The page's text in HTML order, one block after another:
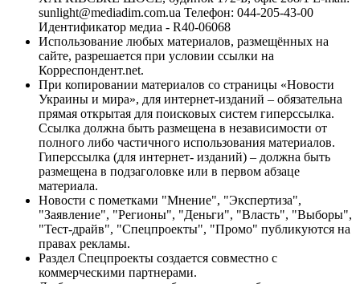
sunlight@mediadim.com.ua Телефон: 044-205-43-00
Идентификатор медиа - R40-06068
Использование любых материалов, размещённых на
сайте, разрешается при условии ссылки на
Корреспондент.net.
При копировании материалов со страницы «Новости
Украины и мира», для интернет-изданий – обязательна
прямая открытая для поисковых систем гиперссылка.
Ссылка должна быть размещена в независимости от
полного либо частичного использования материалов.
Гиперссылка (для интернет- изданий) – должна быть
размещена в подзаголовке или в первом абзаце
материала.
Новости с пометками "Мнение", "Экспертиза",
"Заявление", "Регионы", "Деньги", "Власть", "Выборы",
"Тест-драйв", "Спецпроекты", "Промо" публикуются на
правах рекламы.
Раздел Спецпроекты создается совместно с
коммерческими партнерами.